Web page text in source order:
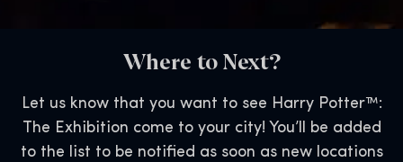
Where to Next?
Let us know that you want to see Harry Potter™:
The Exhibition come to your city! You’ll be added
to the list to be notified as soon as new locations